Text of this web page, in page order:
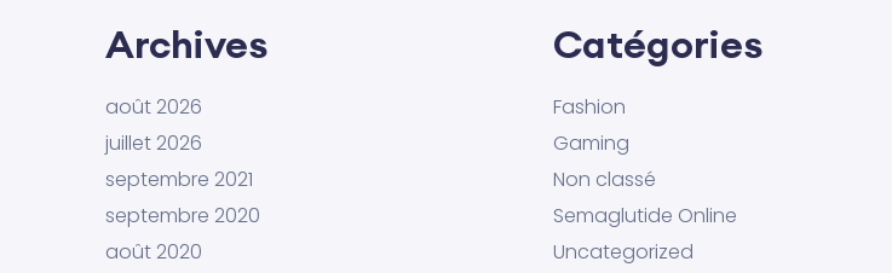
Archives
août 2026
juillet 2026
septembre 2021
septembre 2020
août 2020
Catégories
Fashion
Gaming
Non classé
Semaglutide Online
Uncategorized